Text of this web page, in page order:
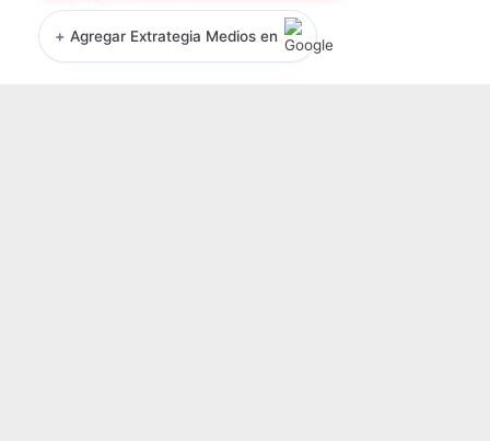
+ Agregar Extrategia Medios en